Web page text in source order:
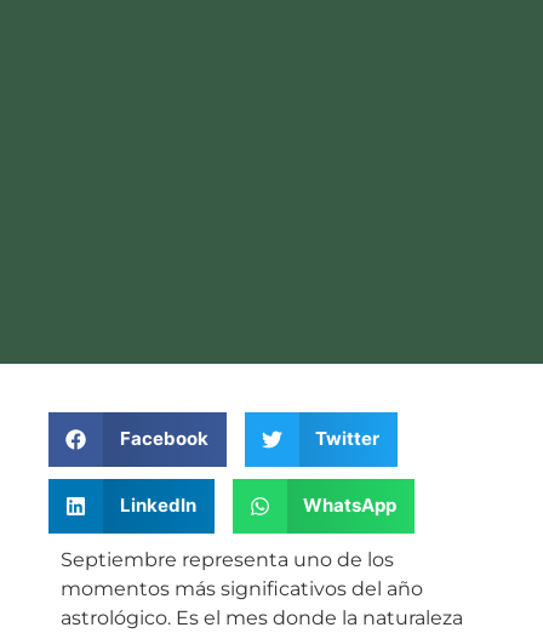
Facebook Twitter
LinkedIn WhatsApp
Septiembre representa uno de los
momentos más significativos del año
astrológico. Es el mes donde la naturaleza